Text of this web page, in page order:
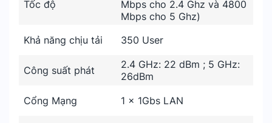
Tốc độ
Mbps cho 2.4 Ghz và 4800
Mbps cho 5 Ghz)
Khả năng chịu tải
350 User
Công suất phát
2.4 GHz: 22 dBm ; 5 GHz:
26dBm
Cổng Mạng
1 x 1Gbs LAN